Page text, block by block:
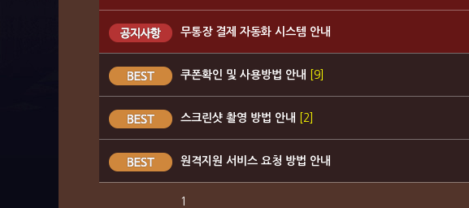
무통장 결제 자동화 시스템 안내
쿠폰확인 및 사용방법 안내 [9]
스크린샷 촬영 방법 안내 [2]
원격지원 서비스 요청 방법 안내
1